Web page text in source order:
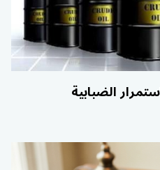
الضبابية